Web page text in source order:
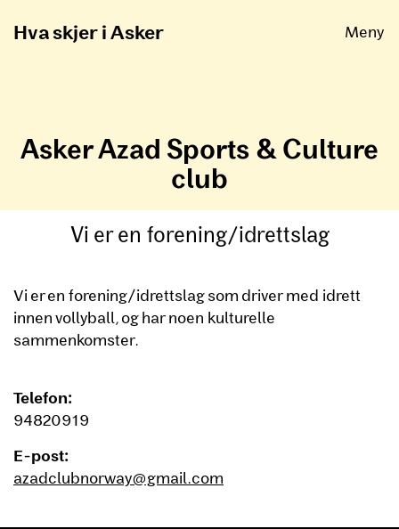
Hva skjer i Asker Meny
Asker Azad Sports & Culture
club
Vi er en forening/idrettslag
Vi er en forening/idrettslag som driver med idrett
innen vollyball, og har noen kulturelle
sammenkomster.
Telefon:
94820919
E-post:
azadclubnorway@gmail.com